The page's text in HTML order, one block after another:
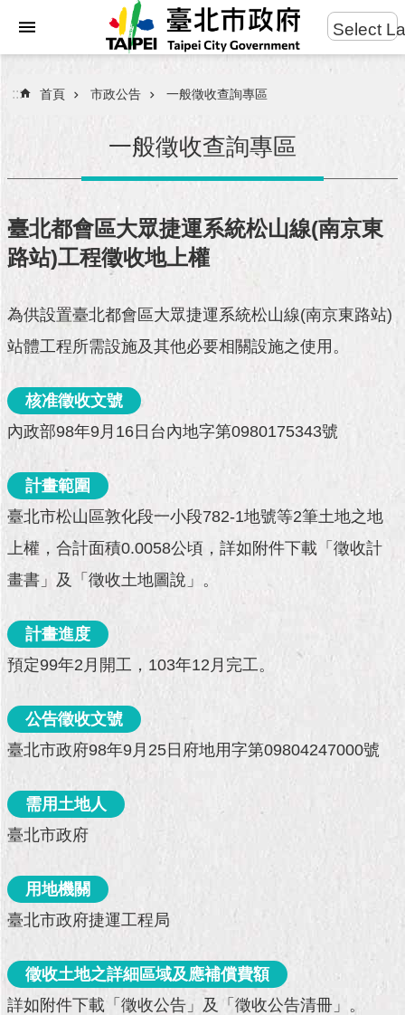
進
搜
民
服
務
市
府
團
隊
市
政
施
願
景
及
果
市
資
料
館
發
現
臺
活
動
館
Select
::: 首頁 市政公告 一般徵收查詢專區
一般徵收查詢專區
臺北都會區大眾捷運系統松山線(南京東
路站)工程徵收地上權
為供設置臺北都會區大眾捷運系統松山線(南京東路站)
站體工程所需設施及其他必要相關設施之使用。
核准徵收文號
內政部98年9月16日台內地字第0980175343號
計畫範圍
臺北市松山區敦化段一小段782-1地號等2筆土地之地
上權，合計面積0.0058公頃，詳如附件下載「徵收計
畫書」及「徵收土地圖說」。
計畫進度
預定99年2月開工，103年12月完工。
公告徵收文號
臺北市政府98年9月25日府地用字第09804247000號
需用土地人
臺北市政府
用地機關
臺北市政府捷運工程局
徵收土地之詳細區域及應補償費額
詳如附件下載「徵收公告」及「徵收公告清冊」。